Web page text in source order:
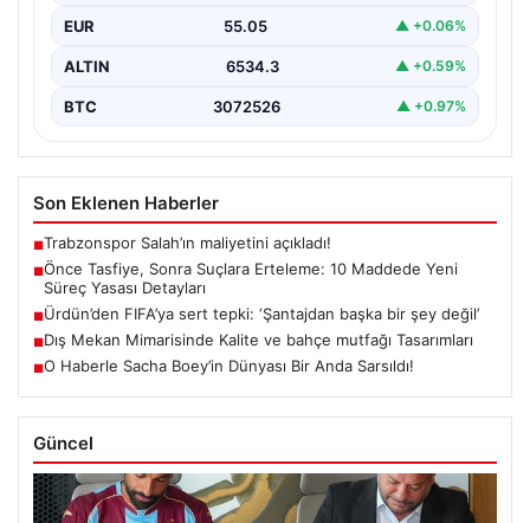
yasa…
EUR 55.05 ▲ +0.06%
ALTIN 6534.3 ▲ +0.59%
BTC 3072526 ▲ +0.97%
Son Eklenen Haberler
■Trabzonspor Salah’ın maliyetini açıkladı!
■Önce Tasfiye, Sonra Suçlara Erteleme: 10 Maddede Yeni
Süreç Yasası Detayları
■Ürdün’den FIFA’ya sert tepki: ‘Şantajdan başka bir şey değil’
■Dış Mekan Mimarisinde Kalite ve bahçe mutfağı Tasarımları
■O Haberle Sacha Boey’in Dünyası Bir Anda Sarsıldı!
Güncel